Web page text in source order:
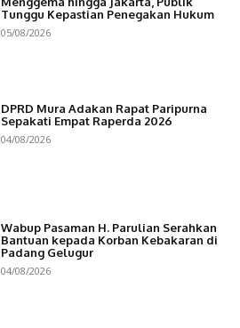
Tunggu Kepastian Penegakan Hukum
05/08/2026
DPRD Mura Adakan Rapat Paripurna
Sepakati Empat Raperda 2026
04/08/2026
Wabup Pasaman H. Parulian Serahkan
Bantuan kepada Korban Kebakaran di
Padang Gelugur
04/08/2026